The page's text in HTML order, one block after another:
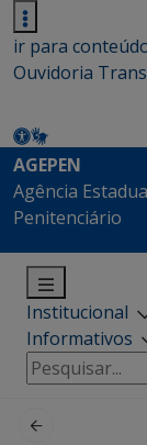
ir para
Ouvidoria
AGEPEN
Agência
Penitenciário
Institucional
Informativos
Pesquisar
por: